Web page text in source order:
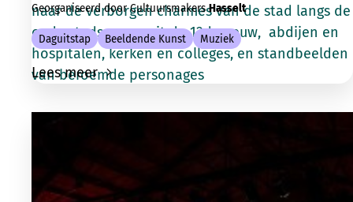
naar de verborgen charmes van de stad langs de
oude stadsmuren uit de 12de eeuw, abdijen en
hospitalen, kerken en colleges, en standbeelden
van beroemde personages
Georganiseerd door CultuursmakersHasselt
Daguitstap Beeldende Kunst Muziek
Lees meer